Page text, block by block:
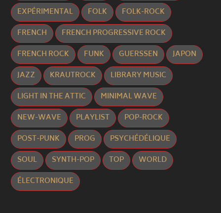
EXPÉRIMENTAL
FOLK
FOLK-ROCK
FRENCH
FRENCH PROGRESSIVE ROCK
FRENCH ROCK
FUNK GUERSSEN
JAPON
JAZZ
KRAUTROCK
LIBRARY MUSIC
LIGHT IN THE ATTIC
MINIMAL WAVE
NEW-WAVE
PLAYLIST
POP-ROCK
POST-PUNK
PROG
PSYCHÉDÉLIQUE
SOUL
SYNTH-POP TOP
WORLD
ÉLECTRONIQUE